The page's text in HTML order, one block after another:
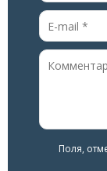
Поля,